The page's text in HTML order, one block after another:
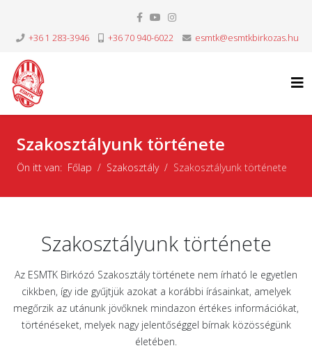
+36 1 283-3946 +36 70 940-6022 esmtk@esmtkbirkozas.hu
Szakosztályunk története
Ön itt van: Főlap Szakosztály Szakosztályunk története
Szakosztályunk története
Az ESMTK Birkózó Szakosztály története nem írható le egyetlen
cikkben, így ide gyűjtjük azokat a korábbi írásainkat, amelyek
megőrzik az utánunk jövőknek mindazon értékes információkat,
történéseket, melyek nagy jelentőséggel bírnak közösségünk
életében.